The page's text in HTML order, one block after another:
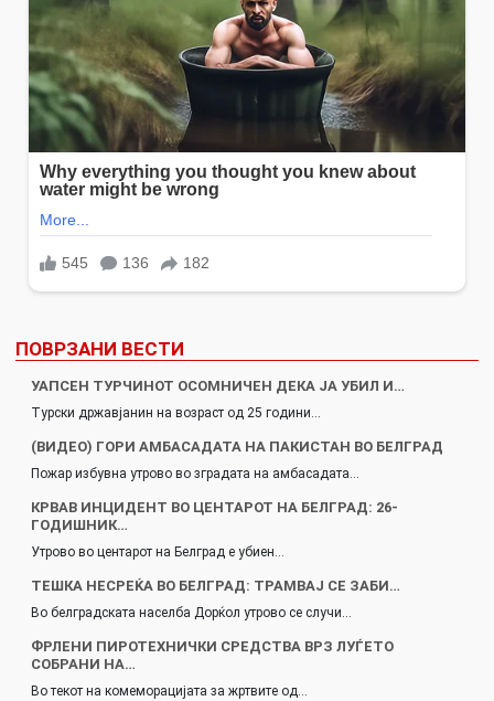
ПОВРЗАНИ ВЕСТИ
УАПСЕН ТУРЧИНОТ ОСОМНИЧЕН ДЕКА ЈА УБИЛ И…
Турски државјанин на возраст од 25 години…
(ВИДЕО) ГОРИ АМБАСАДАТА НА ПАКИСТАН ВО БЕЛГРАД
Пожар избувна утрово во зградата на амбасадата…
КРВАВ ИНЦИДЕНТ ВО ЦЕНТАРОТ НА БЕЛГРАД: 26-
ГОДИШНИК…
Утрово во центарот на Белград е убиен…
ТЕШКА НЕСРЕЌА ВО БЕЛГРАД: ТРАМВАЈ СЕ ЗАБИ…
Во белградската населба Дорќол утрово се случи…
ФРЛЕНИ ПИРОТЕХНИЧКИ СРЕДСТВА ВРЗ ЛУЃЕТО
СОБРАНИ НА…
Во текот на комеморацијата за жртвите од…